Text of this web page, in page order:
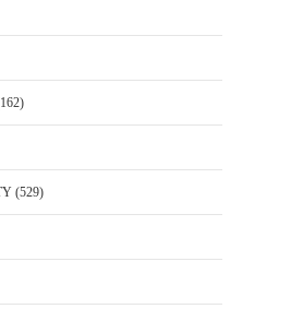
(529)